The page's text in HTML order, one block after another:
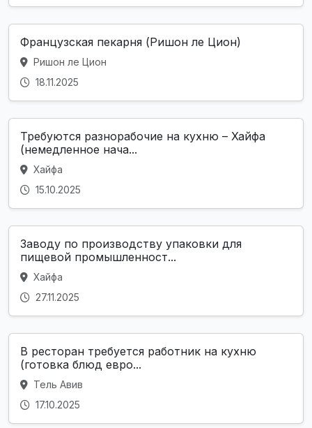
Французская пекарня (Ришон ле Цион)
Ришон ле Цион
18.11.2025
Требуются разнорабочие на кухню – Хайфа
(немедленное нача...
Хайфа
15.10.2025
Заводу по производству упаковки для
пищевой промышленност...
Хайфа
27.11.2025
В ресторан требуется работник на кухню
(готовка блюд евро...
Тель Авив
17.10.2025